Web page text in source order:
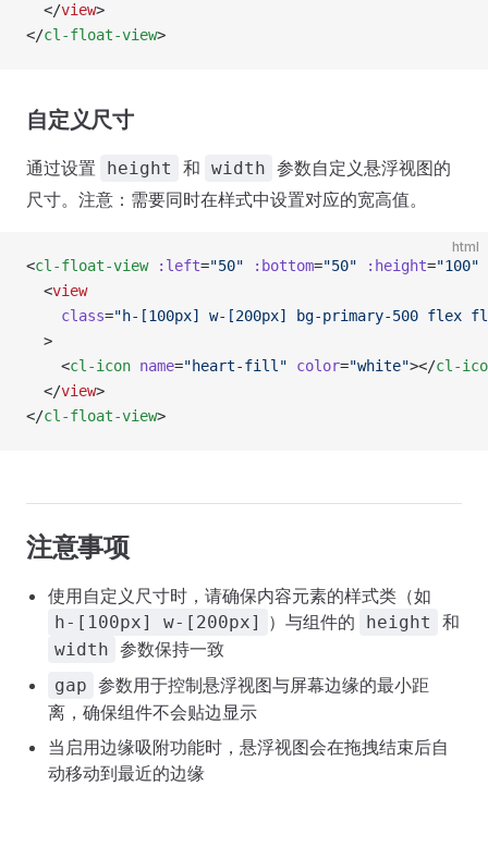
  </
view>
</cl-float-view>
自定义尺寸
通过设置 height 和 width 参数自定义悬浮视图的
尺寸。注意：需要同时在样式中设置对应的宽高值。
html
<cl-float-view :left="50" :bottom="50" :height="100"
  <
view
    class
="h-[100px] w-[200px] bg-primary-500 flex
  >
    <
cl-icon name="heart-fill" color="white"></cl-
  </
view>
</cl-float-view>
注意事项
使用自定义尺寸时，请确保内容元素的样式类（如
h-[100px] w-[200px] ）与组件的 height 和
width 参数保持一致
gap 参数用于控制悬浮视图与屏幕边缘的最小距
离，确保组件不会贴边显示
当启用边缘吸附功能时，悬浮视图会在拖拽结束后自
动移动到最近的边缘